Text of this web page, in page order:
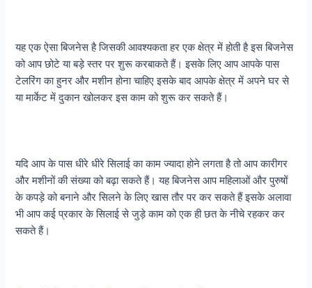
यह एक ऐसा बिजनेस है जिसकी आवश्यकता हर एक क्षेत्र में होती है इस बिजनेस
को आप छोटे या बड़े स्तर पर शुरू करबाकते हैं। इसके लिए आप आपके पास
टेलरिंग का हुनर और मशीन होना चाहिए इसके बाद आपके क्षेत्र में अपने घर से
या मार्केट में दुकान खोलकर इस काम को शुरू कर सकते हैं।
यदि आप के पास धीरे धीरे सिलाई का काम ज्यादा होने लगता है तो आप कारीगर
और मशीनों की संख्या को बढ़ा सकते हैं। यह बिजनेस आप महिलाओं और पुरुषों
के कपड़े को बनाने और सिलने के लिए खास तौर पर कर सकते हैं इसके अलावा
भी आप कई प्रकार के सिलाई से जुड़े काम को एक ही छत के नीचे रहकर कर
सकते हैं।